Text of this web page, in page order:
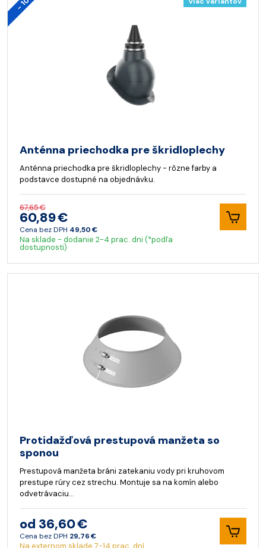
Anténna priechodka pre škridloplechy
Anténna priechodka pre škridloplechy - rôzne farby a
podstavce dostupné na objednávku.
67,65 €
60,89 €
Cena bez DPH 49,50 €
Na sklade - dodanie 2-4 prac. dni (*podľa
dostupnosti)
Protidažďová prestupová manžeta so
sponou
Prestupová manžeta bráni zatekaniu vody pri kruhovom
prestupe rúry cez strechu. Montuje sa na komín alebo
odvetrávaciu…
od 36,60 €
Cena bez DPH 29,76 €
Na externom sklade 7-14 prac. dní